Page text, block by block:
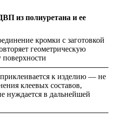
из полиуретана и ее
кромки с заготовкой
геометрическую
к изделию — не
клеевых составов,
нуждается в дальнейшей